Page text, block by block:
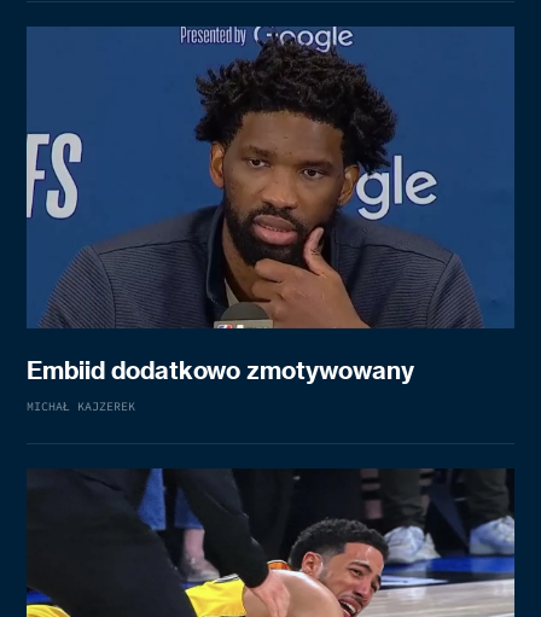
Embiid dodatkowo zmotywowany
MICHAŁ KAJZEREK